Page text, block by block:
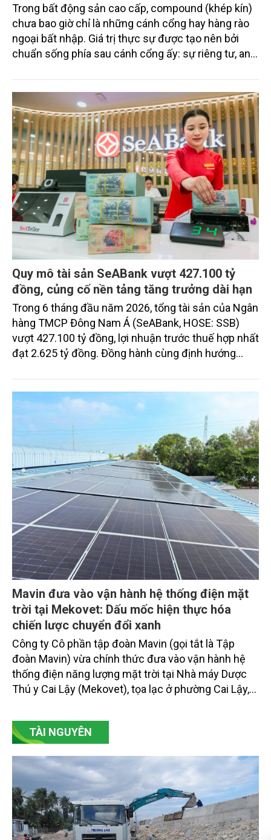
Trong bất động sản cao cấp, compound (khép kín)
chưa bao giờ chỉ là những cánh cổng hay hàng rào
ngoại bất nhập. Giá trị thực sự được tạo nên bởi
chuẩn sống phía sau cánh cổng ấy: sự riêng tư, an
vụ được thiết kế dành riêng cho họ.
Quy mô tài sản SeABank vượt 427.100 tỷ
đồng, củng cố nền tảng tăng trưởng dài hạn
Trong 6 tháng đầu năm 2026, tổng tài sản của Ngân
hàng TMCP Đông Nam Á (SeABank, HOSE: SSB)
vượt 427.100 tỷ đồng, lợi nhuận trước thuế hợp nhất
đạt 2.625 tỷ đồng. Đồng hành cùng định hướng
SeABank tiếp tục duy trì hoạt động hiệu quả, mở
rộng tín dụng, củng cố nguồn vốn và đảm bảo các
chỉ tiêu an toàn.
Mavin đưa vào vận hành hệ thống điện mặt
trời tại Mekovet: Dấu mốc hiện thực hóa
chiến lược chuyển đổi xanh
Công ty Cô phần tập đoàn Mavin (gọi tắt là Tập
đoàn Mavin) vừa chính thức đưa vào vận hành hệ
thống điện năng lượng mặt trời tại Nhà máy Dược
Thú y Cai Lậy (Mekovet), tọa lạc ở phường Cai Lậy,
TÀI NGUYÊN